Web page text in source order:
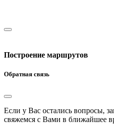
Построение маршрутов
Обратная связь
Если у Вас остались вопросы,
свяжемся с Вами в ближайшее